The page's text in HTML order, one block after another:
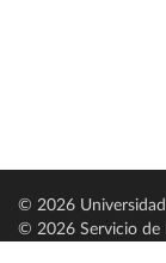
© 2026 Universidad
© 2026 Servicio de